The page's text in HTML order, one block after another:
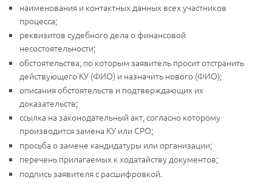
наименования и контактных данных всех участников
процесса;
реквизитов судебного дела о финансовой
несостоятельности;
обстоятельства, по которым заявитель просит отстранить
действующего КУ (ФИО) и назначить нового (ФИО);
описания обстоятельств и подтверждающих их
доказательств;
ссылка на законодательный акт, согласно которому
производится замена КУ или СРО;
просьба о замене кандидатуры или организации;
перечень прилагаемых к ходатайству документов;
подпись заявителя с расшифровкой.